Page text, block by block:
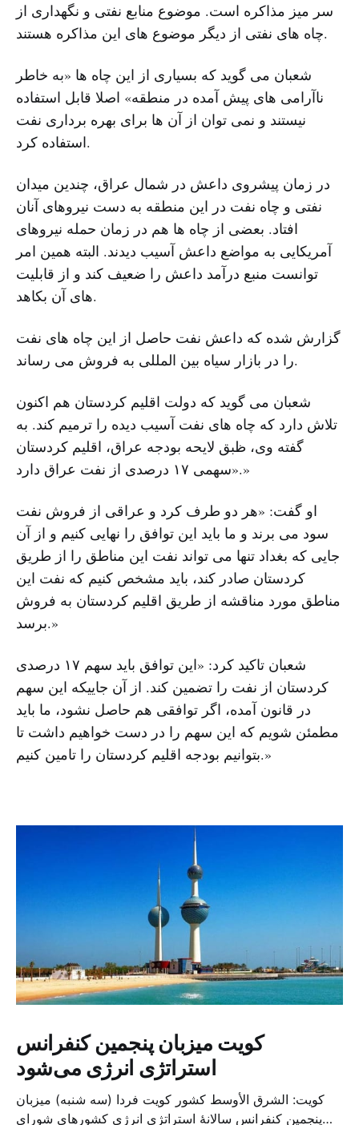
سر میز مذاکره است. موضوع منابع نفتی و نگهداری از
چاه های نفتی از دیگر موضوع های این مذاکره هستند.
شعبان می گوید که بسیاری از این چاه ها «به خاطر
ناآرامی های پیش آمده در منطقه» اصلا قابل استفاده
نیستند و نمی توان از آن ها برای بهره برداری نفت
استفاده کرد.
در زمان پیشروی داعش در شمال عراق، چندین میدان
نفتی و چاه نفت در این منطقه به دست نیروهای آنان
افتاد. بعضی از چاه ها هم در زمان حمله نیروهای
آمریکایی به مواضع داعش آسیب دیدند. البته همین امر
توانست منبع درآمد داعش را ضعیف کند و از قابلیت
های آن بکاهد.
گزارش شده که داعش نفت حاصل از این چاه های نفت
را در بازار سیاه بین المللی به فروش می رساند.
شعبان می گوید که دولت اقلیم کردستان هم اکنون
تلاش دارد که چاه های نفت آسیب دیده را ترمیم کند. به
گفته وی، ظبق لایحه بودجه عراق، اقلیم کردستان
«سهمی ۱۷ درصدی از نفت عراق دارد.»
او گفت: «هر دو طرف کرد و عراقی از فروش نفت
سود می برند و ما باید این توافق را نهایی کنیم و از آن
جایی که بغداد تنها می تواند نفت این مناطق را از طریق
کردستان صادر کند، باید مشخص کنیم که نفت این
مناطق مورد مناقشه از طریق اقلیم کردستان به فروش
برسد.»
شعبان تاکید کرد: «این توافق باید سهم ۱۷ درصدی
کردستان از نفت را تضمین کند. از آن جاییکه این سهم
در قانون آمده، اگر توافقی هم حاصل نشود، ما باید
مطمئن شویم که این سهم را در دست خواهیم داشت تا
بتوانیم بودجه اقلیم کردستان را تامین کنیم.»
کویت میزبان پنجمین کنفرانس
استراتژی انرژی می‌شود
کویت: الشرق الأوسط کشور کویت فردا (سه شنبه) میزبان
پنجمین کنفرانس سالانهٔ استراتژی انرژی کشورهای شورای